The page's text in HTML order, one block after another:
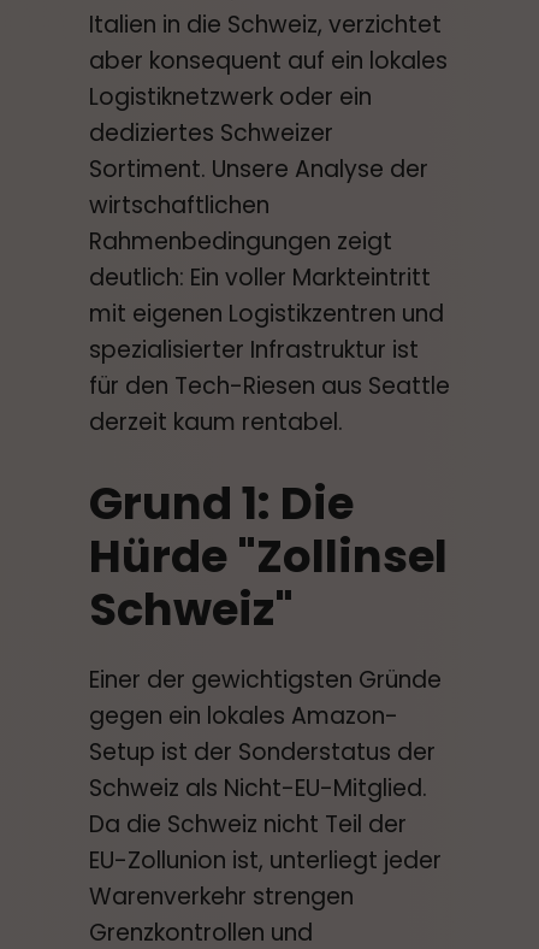
Italien in die Schweiz, verzichtet
aber konsequent auf ein lokales
Logistiknetzwerk oder ein
dediziertes Schweizer
Sortiment. Unsere Analyse der
wirtschaftlichen
Rahmenbedingungen zeigt
deutlich: Ein voller Markteintritt
mit eigenen Logistikzentren und
spezialisierter Infrastruktur ist
für den Tech-Riesen aus Seattle
derzeit kaum rentabel.
Grund 1: Die
Hürde "Zollinsel
Schweiz"
Einer der gewichtigsten Gründe
gegen ein lokales Amazon-
Setup ist der Sonderstatus der
Schweiz als Nicht-EU-Mitglied.
Da die Schweiz nicht Teil der
EU-Zollunion ist, unterliegt jeder
Warenverkehr strengen
Grenzkontrollen und